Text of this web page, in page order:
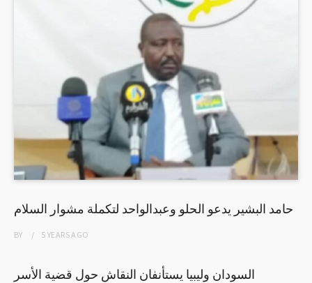
حامد البشير يدعو الحلو وعبدالواحد لتكملة مشوار السلام
BY 5 YEARSAGO
السودان وليبيا يستأنفان النقاش حول قضية الأسر